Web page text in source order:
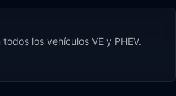
los vehículos VE y PHEV.